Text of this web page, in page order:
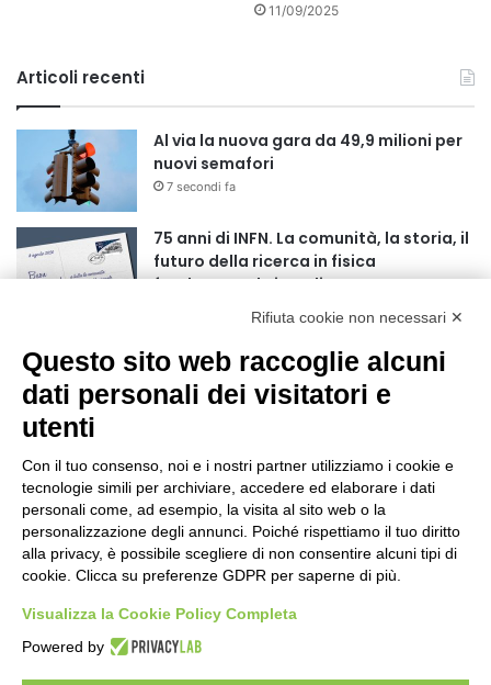
11/09/2025
Articoli recenti
Al via la nuova gara da 49,9 milioni per
nuovi semafori
7 secondi fa
75 anni di INFN. La comunità, la storia, il
futuro della ricerca in fisica
fondamentale in Italia
oro iridato è azzurro
19 ore fa
fino al 25 settembre
24 ore fa
Torna il Moscerine Film Festival Summer
Camp
1 giorno fa
“Anomalie”, dal 30 agosto la XX
edizione
Rifiuta cookie non necessari ✕
Questo sito web raccoglie alcuni
dati personali dei visitatori e
utenti
Con il tuo consenso, noi e i nostri partner utilizziamo i cookie e
tecnologie simili per archiviare, accedere ed elaborare i dati
personali come, ad esempio, la visita al sito web o la
personalizzazione degli annunci. Poiché rispettiamo il tuo diritto
alla privacy, è possibile scegliere di non consentire alcuni tipi di
cookie. Clicca su preferenze GDPR per saperne di più.
Visualizza la Cookie Policy Completa
Powered by